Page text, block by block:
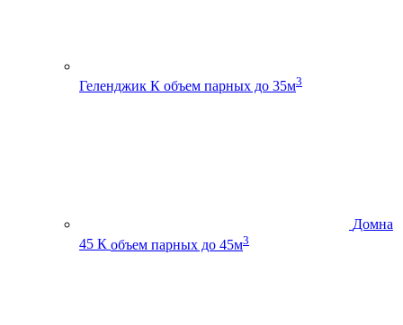
Геленджик К объем парных до 35м3
Домна
45 К объем парных до 45м3